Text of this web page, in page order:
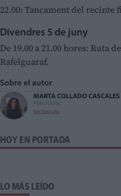
22.00: Tancament del recinte
Divendres 5 de juny
De 19.00 a 21.00 hores: Ruta
Rafelguaraf.
Sobre el autor
MARTA COLLADO CASCALES
PERIODISTA
Ver biografía
HOY EN PORTADA
LO MÁS LEÍDO